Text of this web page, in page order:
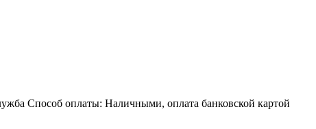
Способ оплаты: Наличными, оплата банковской картой